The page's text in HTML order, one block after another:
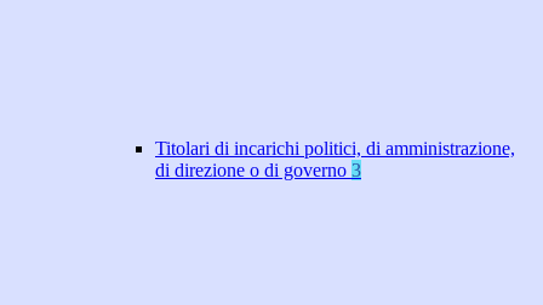
Titolari di incarichi politici, di amministrazione,
di direzione o di governo 3